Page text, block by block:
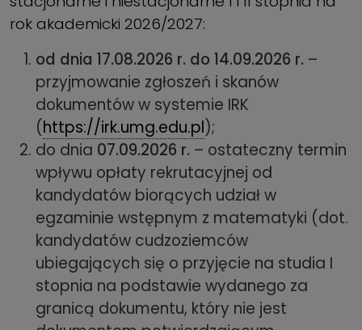
rok akademicki 2026/2027:
od dnia 17.08.2026 r. do 14.09.2026 r. –
przyjmowanie zgłoszeń i skanów
dokumentów w systemie IRK
(https://irk.umg.edu.pl);
do dnia 07.09.2026 r. – ostateczny termin
wpływu opłaty rekrutacyjnej od
kandydatów biorących udział w
egzaminie wstępnym z matematyki (dot.
kandydatów cudzoziemców
ubiegających się o przyjęcie na studia I
stopnia na podstawie wydanego za
granicą dokumentu, który nie jest